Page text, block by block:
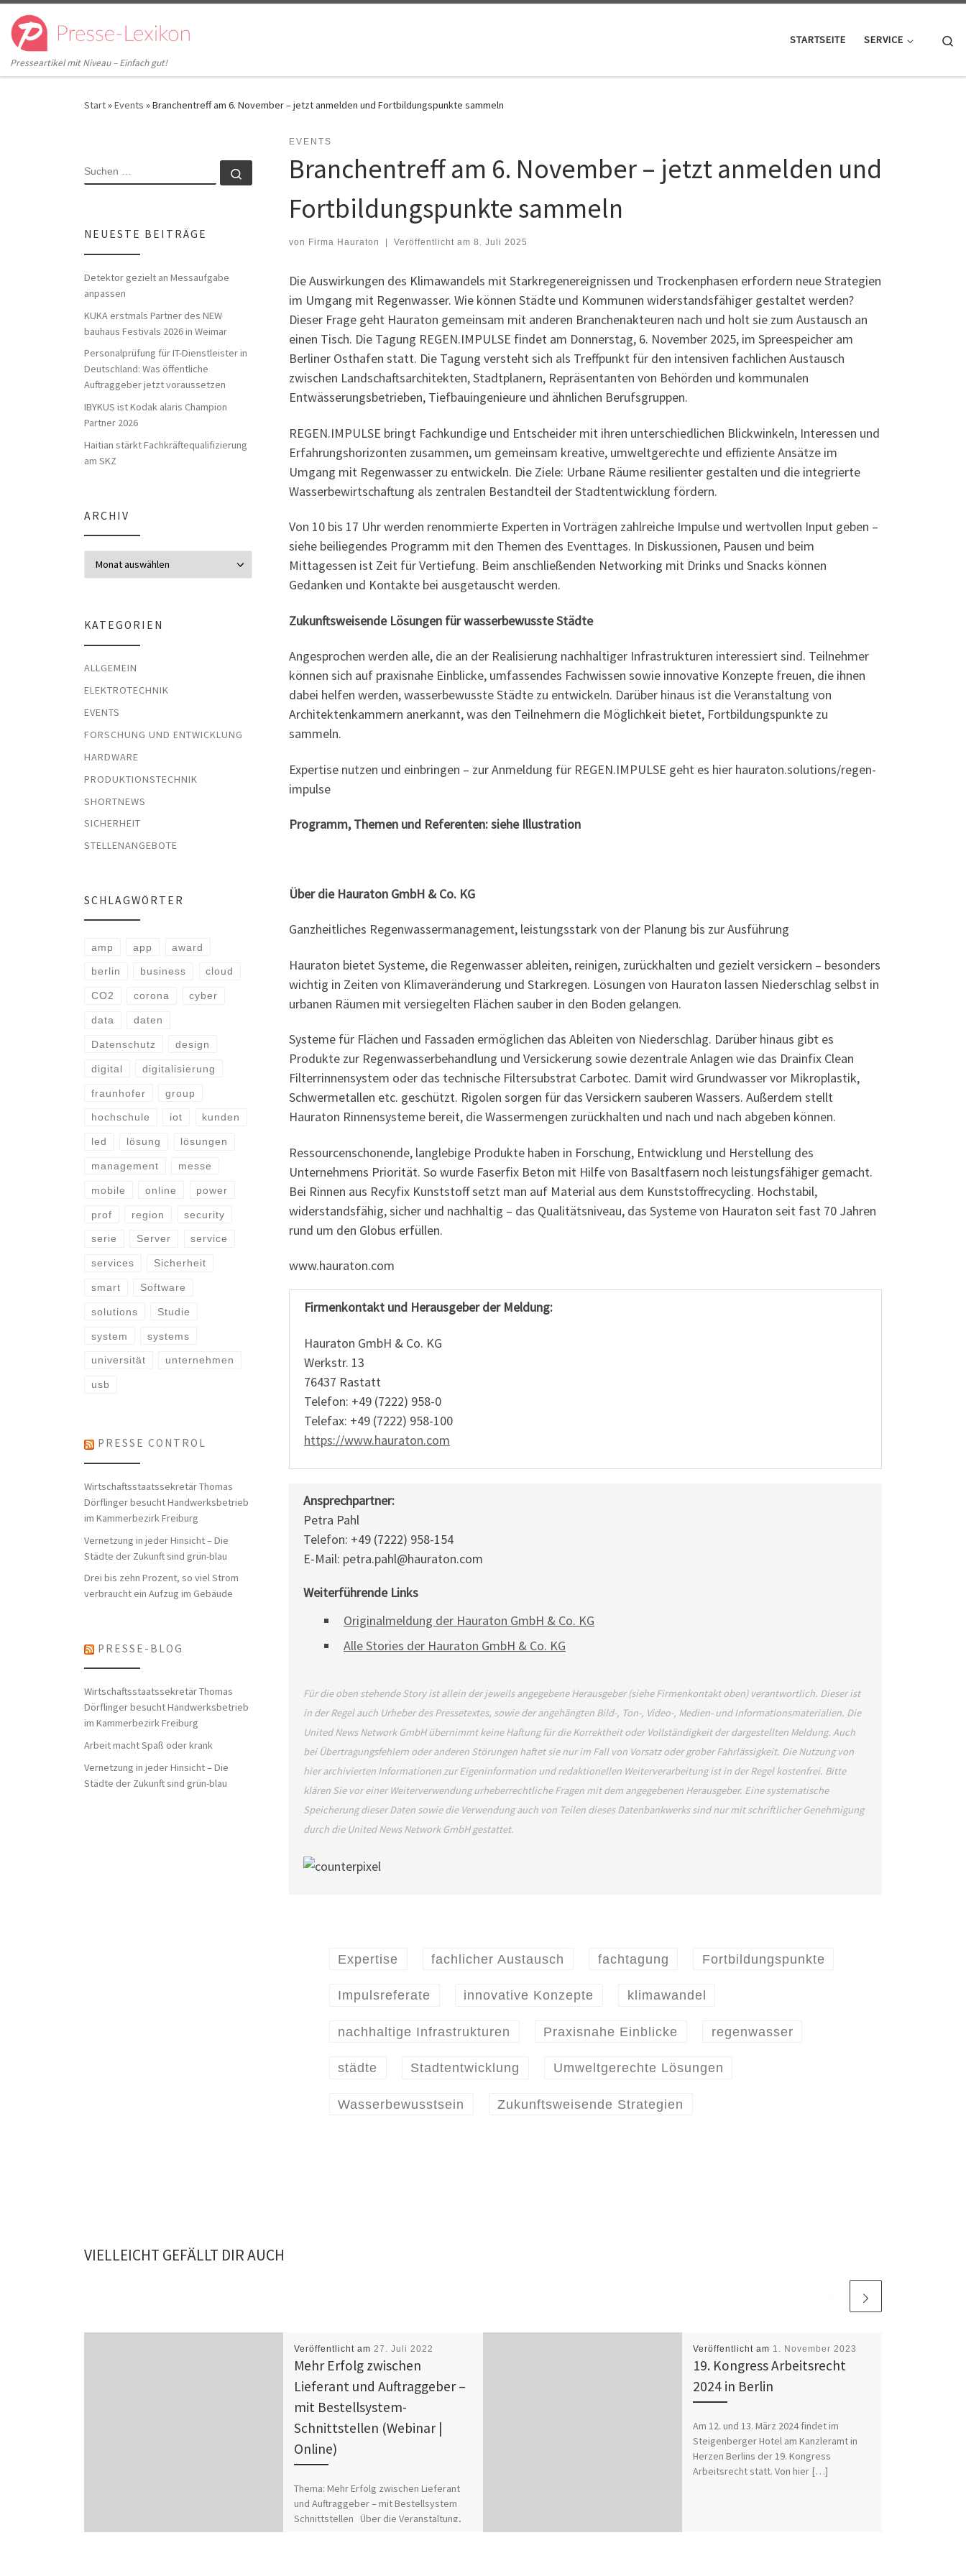
Zum Inhalt springen
Presseartikel mit Niveau – Einfach gut!
STARTSEITE SERVICE
Start»Events »Branchentreff am 6. November – jetzt anmelden und Fortbildungspunkte sammeln
EVENTS
Branchentreff am 6. November – jetzt anmelden und
Fortbildungspunkte sammeln
von Firma Hauraton Veröffentlicht am 8. Juli 2025
Die Auswirkungen des Klimawandels mit Starkregenereignissen und Trockenphasen erfordern neue Strategien
im Umgang mit Regenwasser. Wie können Städte und Kommunen widerstandsfähiger gestaltet werden?
Dieser Frage geht Hauraton gemeinsam mit anderen Branchenakteuren nach und holt sie zum Austausch an
einen Tisch. Die Tagung REGEN.IMPULSE findet am Donnerstag, 6. November 2025, im Spreespeicher am
Berliner Osthafen statt. Die Tagung versteht sich als Treffpunkt für den intensiven fachlichen Austausch
zwischen Landschaftsarchitekten, Stadtplanern, Repräsentanten von Behörden und kommunalen
Entwässerungsbetrieben, Tiefbauingenieure und ähnlichen Berufsgruppen.
REGEN.IMPULSE bringt Fachkundige und Entscheider mit ihren unterschiedlichen Blickwinkeln, Interessen und
Erfahrungshorizonten zusammen, um gemeinsam kreative, umweltgerechte und effiziente Ansätze im
Umgang mit Regenwasser zu entwickeln. Die Ziele: Urbane Räume resilienter gestalten und die integrierte
Wasserbewirtschaftung als zentralen Bestandteil der Stadtentwicklung fördern.
Von 10 bis 17 Uhr werden renommierte Experten in Vorträgen zahlreiche Impulse und wertvollen Input geben –
siehe beiliegendes Programm mit den Themen des Eventtages. In Diskussionen, Pausen und beim
Mittagessen ist Zeit für Vertiefung. Beim anschließenden Networking mit Drinks und Snacks können
Gedanken und Kontakte bei ausgetauscht werden.
Zukunftsweisende Lösungen für wasserbewusste Städte
Angesprochen werden alle, die an der Realisierung nachhaltiger Infrastrukturen interessiert sind. Teilnehmer
können sich auf praxisnahe Einblicke, umfassendes Fachwissen sowie innovative Konzepte freuen, die ihnen
dabei helfen werden, wasserbewusste Städte zu entwickeln. Darüber hinaus ist die Veranstaltung von
Architektenkammern anerkannt, was den Teilnehmern die Möglichkeit bietet, Fortbildungspunkte zu
sammeln.
Expertise nutzen und einbringen – zur Anmeldung für REGEN.IMPULSE geht es hier hauraton.solutions/regen-
impulse
Programm, Themen und Referenten: siehe Illustration
Über die Hauraton GmbH & Co. KG
Ganzheitliches Regenwassermanagement, leistungsstark von der Planung bis zur Ausführung
Hauraton bietet Systeme, die Regenwasser ableiten, reinigen, zurückhalten und gezielt versickern – besonders
wichtig in Zeiten von Klimaveränderung und Starkregen. Lösungen von Hauraton lassen Niederschlag selbst in
urbanen Räumen mit versiegelten Flächen sauber in den Boden gelangen.
Systeme für Flächen und Fassaden ermöglichen das Ableiten von Niederschlag. Darüber hinaus gibt es
Produkte zur Regenwasserbehandlung und Versickerung sowie dezentrale Anlagen wie das Drainfix Clean
Filterrinnensystem oder das technische Filtersubstrat Carbotec. Damit wird Grundwasser vor Mikroplastik,
Schwermetallen etc. geschützt. Rigolen sorgen für das Versickern sauberen Wassers. Außerdem stellt
Hauraton Rinnensysteme bereit, die Wassermengen zurückhalten und nach und nach abgeben können.
Ressourcenschonende, langlebige Produkte haben in Forschung, Entwicklung und Herstellung des
Unternehmens Priorität. So wurde Faserfix Beton mit Hilfe von Basaltfasern noch leistungsfähiger gemacht.
Bei Rinnen aus Recyfix Kunststoff setzt man auf Material aus dem Kunststoffrecycling. Hochstabil,
widerstandsfähig, sicher und nachhaltig – das Qualitätsniveau, das Systeme von Hauraton seit fast 70 Jahren
rund um den Globus erfüllen.
www.hauraton.com
Firmenkontakt und Herausgeber der Meldung:
Hauraton GmbH & Co. KG
Werkstr. 13
76437 Rastatt
Telefon: +49 (7222) 958-0
Telefax: +49 (7222) 958-100
https://www.hauraton.com
Ansprechpartner:
Petra Pahl
Telefon: +49 (7222) 958-154
E-Mail: petra.pahl@hauraton.com
Weiterführende Links
Originalmeldung der Hauraton GmbH & Co. KG
Alle Stories der Hauraton GmbH & Co. KG
Für die oben stehende Story ist allein der jeweils angegebene Herausgeber (siehe Firmenkontakt oben) verantwortlich. Dieser ist
in der Regel auch Urheber des Pressetextes, sowie der angehängten Bild-, Ton-, Video-, Medien- und Informationsmaterialien. Die
United News Network GmbH übernimmt keine Haftung für die Korrektheit oder Vollständigkeit der dargestellten Meldung. Auch
bei Übertragungsfehlern oder anderen Störungen haftet sie nur im Fall von Vorsatz oder grober Fahrlässigkeit. Die Nutzung von
hier archivierten Informationen zur Eigeninformation und redaktionellen Weiterverarbeitung ist in der Regel kostenfrei. Bitte
klären Sie vor einer Weiterverwendung urheberrechtliche Fragen mit dem angegebenen Herausgeber. Eine systematische
Speicherung dieser Daten sowie die Verwendung auch von Teilen dieses Datenbankwerks sind nur mit schriftlicher Genehmigung
durch die United News Network GmbH gestattet.
Expertise fachlicher Austausch fachtagung Fortbildungspunkte
Impulsreferate innovative Konzepte klimawandel
nachhaltige Infrastrukturen Praxisnahe Einblicke regenwasser
städte Stadtentwicklung Umweltgerechte Lösungen
Wasserbewusstsein Zukunftsweisende Strategien
VIELLEICHT GEFÄLLT DIR AUCH
Veröffentlicht am 27. Juli 2022
Mehr Erfolg zwischen
Lieferant und Auftraggeber –
mit Bestellsystem-
Schnittstellen (Webinar |
Online)
Thema: Mehr Erfolg zwischen Lieferant
und Auftraggeber – mit Bestellsystem
Schnittstellen Über die Veranstaltung,
Veröffentlicht am 1. November 2023
19. Kongress Arbeitsrecht
2024 in Berlin
Am 12. und 13. März 2024 findet im
Steigenberger Hotel am Kanzleramt in
Herzen Berlins der 19. Kongress
Arbeitsrecht statt. Von hier […]
SUCHE Suchen …
NEUESTE BEITRÄGE
Detektor gezielt an Messaufgabe
anpassen
KUKA erstmals Partner des NEW
bauhaus Festivals 2026 in Weimar
Personalprüfung für IT-Dienstleister in
Deutschland: Was öffentliche
Auftraggeber jetzt voraussetzen
IBYKUS ist Kodak alaris Champion
Partner 2026
Haitian stärkt Fachkräftequalifizierung
am SKZ
ARCHIV
KATEGORIEN
ALLGEMEIN
ELEKTROTECHNIK
EVENTS
FORSCHUNG UND ENTWICKLUNG
HARDWARE
PRODUKTIONSTECHNIK
SHORTNEWS
SICHERHEIT
STELLENANGEBOTE
SCHLAGWÖRTER
amp app award
berlin business cloud
CO2 corona cyber
data daten
Datenschutz design
digital digitalisierung
fraunhofer group
hochschule iot kunden
led lösung lösungen
management messe
mobile online power
prof region security
serie Server service
services Sicherheit
smart Software
solutions Studie
system systems
universität unternehmen
usb
PRESSE CONTROL
Wirtschaftsstaatssekretär Thomas
Dörflinger besucht Handwerksbetrieb
im Kammerbezirk Freiburg
Vernetzung in jeder Hinsicht – Die
Städte der Zukunft sind grün-blau
Drei bis zehn Prozent, so viel Strom
verbraucht ein Aufzug im Gebäude
PRESSE-BLOG
Wirtschaftsstaatssekretär Thomas
Dörflinger besucht Handwerksbetrieb
im Kammerbezirk Freiburg
Arbeit macht Spaß oder krank
Vernetzung in jeder Hinsicht – Die
Städte der Zukunft sind grün-blau